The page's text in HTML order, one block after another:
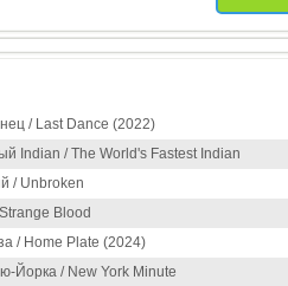
/ Last Dance (2022)
Indian / The World's Fastest Indian
/ Unbroken
Blood
/ Home Plate (2024)
Йорка / New York Minute